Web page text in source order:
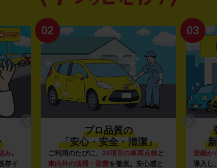
み。
存イ
02
プロ品質の
「安心・安全・清潔」
ご利用のたびに、 24項目の車両点検と
車内外の清掃・除菌を徹底。安心感と
03
登録か
導入し